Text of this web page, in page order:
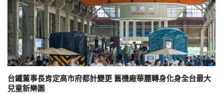
台鐵董事長肯定高市府都計變更 舊機廠華麗轉身化身全台最大
兒童新樂園